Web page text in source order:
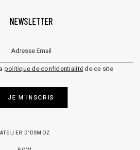
NEWSLETTER
vide.
politique de confidentialitéde ce site
JE M'INSCRIS
ATELIER D’OSMOZ